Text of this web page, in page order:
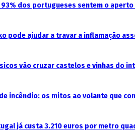
dos portugueses sentem o
pode ajudar a travar a inflamação
vão cruzar castelos e vinhas do
incêndio: os mitos ao volante que
já custa 3.210 euros por metro